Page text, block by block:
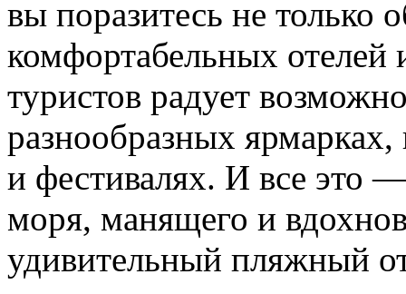
вы поразитесь не только
комфортабельных
туристов радует
разнообразных ярмарках,
и фестивалях. И все это
моря, манящего и
удивительный пляжный